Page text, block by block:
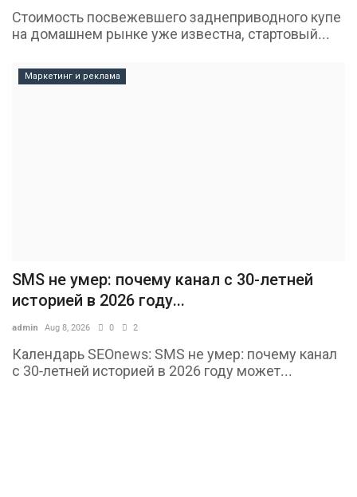
Стоимость посвежевшего заднеприводного купе
на домашнем рынке уже известна, стартовый...
Маркетинг и реклама
SMS не умер: почему канал с 30-летней
историей в 2026 году...
admin Aug 8, 2026 0 2
Календарь SEOnews: SMS не умер: почему канал
с 30-летней историей в 2026 году может...